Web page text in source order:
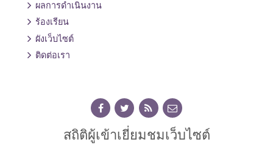
ผลการดำเนินงาน
ร้องเรียน
ผังเว็บไซต์
ติดต่อเรา
สถิติผู้เข้าเยี่ยมชมเว็บไซต์